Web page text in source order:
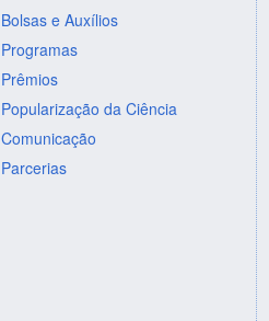
Bolsas e Auxílios
Programas
Prêmios
Popularização da Ciência
Comunicação
Parcerias